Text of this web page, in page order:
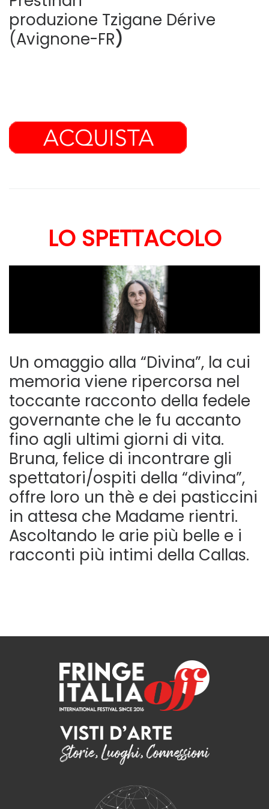
produzione Tzigane Dérive
(Avignone-FR)
LO SPETTACOLO
Un omaggio alla “Divina”, la cui
memoria viene ripercorsa nel
toccante racconto della fedele
governante che le fu accanto
fino agli ultimi giorni di vita.
Bruna, felice di incontrare gli
spettatori/ospiti della “divina”,
offre loro un thè e dei pasticcini
in attesa che Madame rientri.
Ascoltando le arie più belle e i
racconti più intimi della Callas.